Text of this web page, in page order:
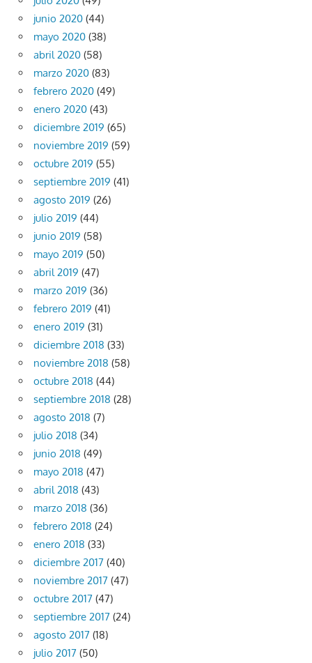
junio 2020 (44)
mayo 2020 (38)
abril 2020 (58)
marzo 2020 (83)
febrero 2020 (49)
enero 2020 (43)
diciembre 2019 (65)
noviembre 2019 (59)
octubre 2019 (55)
septiembre 2019 (41)
agosto 2019 (26)
julio 2019 (44)
junio 2019 (58)
mayo 2019 (50)
abril 2019 (47)
marzo 2019 (36)
febrero 2019 (41)
enero 2019 (31)
diciembre 2018 (33)
noviembre 2018 (58)
octubre 2018 (44)
septiembre 2018 (28)
agosto 2018 (7)
julio 2018 (34)
junio 2018 (49)
mayo 2018 (47)
abril 2018 (43)
marzo 2018 (36)
febrero 2018 (24)
enero 2018 (33)
diciembre 2017 (40)
noviembre 2017 (47)
octubre 2017 (47)
septiembre 2017 (24)
agosto 2017 (18)
julio 2017 (50)